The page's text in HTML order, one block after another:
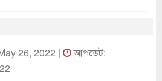
26, 2022 |
আপডেট: